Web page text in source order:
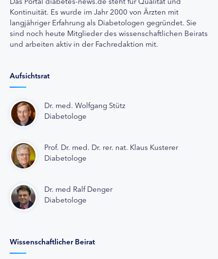
Kontinuität. Es wurde im Jahr 2000 von Ärzten mit
langjähriger Erfahrung als Diabetologen gegründet. Sie
sind noch heute Mitglieder des wissenschaftlichen Beirats
und arbeiten aktiv in der Fachredaktion mit.
Aufsichtsrat
Dr. med. Wolfgang Stütz
Diabetologe
Prof. Dr. med. Dr. rer. nat. Klaus Kusterer
Diabetologe
Dr. med Ralf Denger
Diabetologe
Wissenschaftlicher Beirat